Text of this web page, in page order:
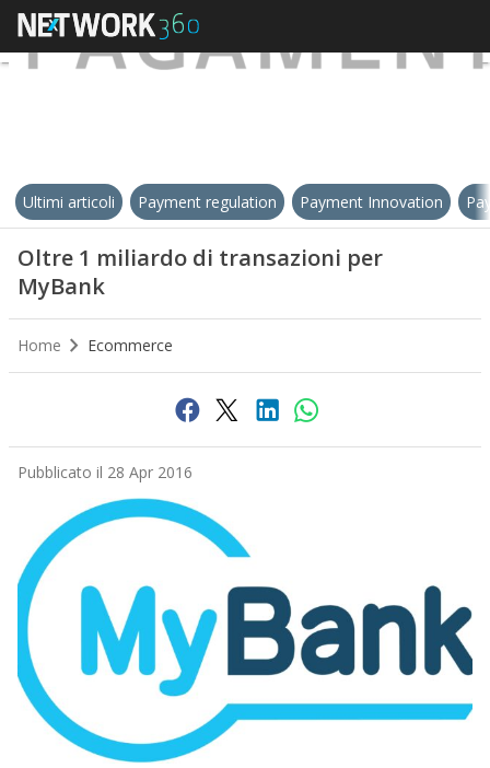
Ultimi articoli Payment regulation Payment Innovation
Oltre 1 miliardo di transazioni per
MyBank
Home Ecommerce
Pubblicato il 28 Apr 2016